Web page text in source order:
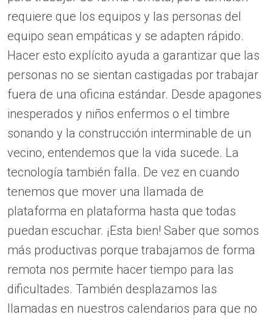
requiere que los equipos y las personas del
equipo sean empáticas y se adapten rápido.
Hacer esto explícito ayuda a garantizar que las
personas no se sientan castigadas por trabajar
fuera de una oficina estándar. Desde apagones
inesperados y niños enfermos o el timbre
sonando y la construcción interminable de un
vecino, entendemos que la vida sucede. La
tecnología también falla. De vez en cuando
tenemos que mover una llamada de
plataforma en plataforma hasta que todas
puedan escuchar. ¡Esta bien! Saber que somos
más productivas porque trabajamos de forma
remota nos permite hacer tiempo para las
dificultades. También desplazamos las
llamadas en nuestros calendarios para que no